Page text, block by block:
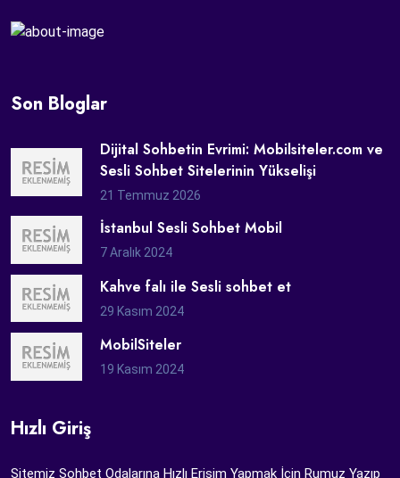
Son Bloglar
Dijital Sohbetin Evrimi: Mobilsiteler.com ve
Sesli Sohbet Sitelerinin Yükselişi
21 Temmuz 2026
İstanbul Sesli Sohbet Mobil
7 Aralık 2024
Kahve falı ile Sesli sohbet et
29 Kasım 2024
MobilSiteler
19 Kasım 2024
Hızlı Giriş
Sitemiz Sohbet Odalarına Hızlı Erişim Yapmak İçin Rumuz Yazıp